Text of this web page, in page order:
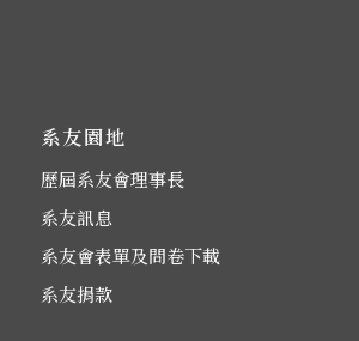
系友園地
歷屆系友會理事長
系友訊息
系友會表單及問卷下載
系友捐款